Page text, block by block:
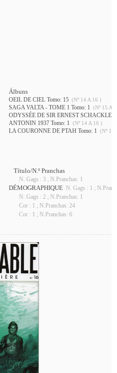
Álbuns
OEIL DE CIEL Tomo: 15 (Nº 14 A 16 )
SAGA VALTA - TOME 1 Tomo: 1 (Nº 15 A
ODYSSÉE DE SIR ERNEST
ANTONIN 1937 Tomo: 1 (Nº 14 A 16 )
LA COURONNE DE PTAH Tomo: 1 (Nº 14
Título/N.º Pranchas
N. Gags : 3 ; N.Pranchas: 1
DÉMOGRAPHIQUE N. Gags : 1 ;
N. Gags : 2 ; N.Pranchas: 1
Cor : 1 ; N.Pranchas: 24
Cor : 1 ; N.Pranchas: 6